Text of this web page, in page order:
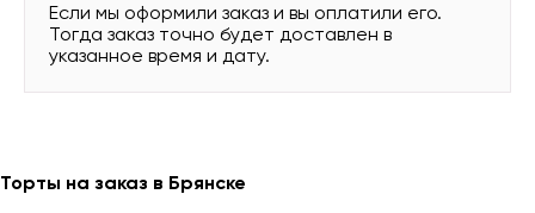
Если мы оформили заказ и вы оплатили его.
Тогда заказ точно будет доставлен в
указанное время и дату.
Торты на заказ в Брянске